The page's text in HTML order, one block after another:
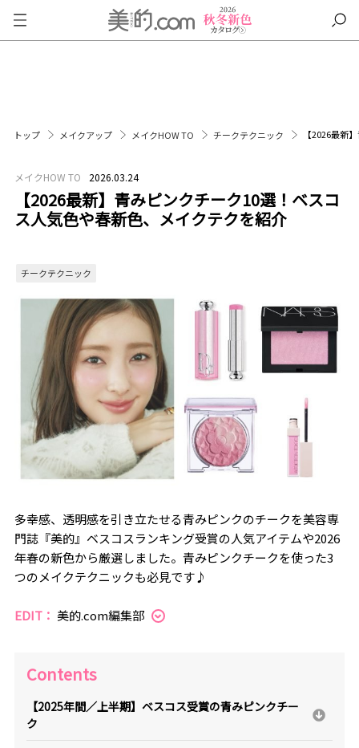
トップ メイクアップ メイクHOW TO チークテクニック 【2026最新
メイクHOW TO 2026.03.24
【2026最新】青みピンクチーク10選！ベスコ
ス人気色や春新色、メイクテクを紹介
チークテクニック
多幸感、透明感を引き立たせる青みピンクのチークを美容専
門誌『美的』ベスコスランキング受賞の人気アイテムや2026
年春の新色から厳選しました。青みピンクチークを使った3
つのメイクテクニックも必見です♪
EDIT： 美的.com編集部
Contents
【2025年間／上半期】ベスコス受賞の青みピンクチー
ク